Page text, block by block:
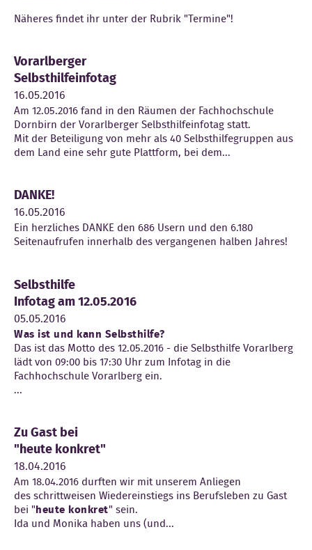
Näheres findet ihr unter der Rubrik "Termine"!
Vorarlberger
Selbsthilfeinfotag
16.05.2016
Am 12.05.2016 fand in den Räumen der Fachhochschule
Dornbirn der Vorarlberger Selbsthilfeinfotag statt.
Mit der Beteiligung von mehr als 40 Selbsthilfegruppen aus
dem Land eine sehr gute Plattform, bei dem...
DANKE!
16.05.2016
Ein herzliches DANKE den 686 Usern und den 6.180
Seitenaufrufen innerhalb des vergangenen halben Jahres!
Selbsthilfe
Infotag am 12.05.2016
05.05.2016
Was ist und kann Selbsthilfe?
Das ist das Motto des 12.05.2016 - die Selbsthilfe Vorarlberg
lädt von 09:00 bis 17:30 Uhr zum Infotag in die
Fachhochschule Vorarlberg ein.
...
Zu Gast bei
"heute konkret"
18.04.2016
Am 18.04.2016 durften wir mit unserem Anliegen
des schrittweisen Wiedereinstiegs ins Berufsleben zu Gast
bei "heute konkret" sein.
Ida und Monika haben uns (und...